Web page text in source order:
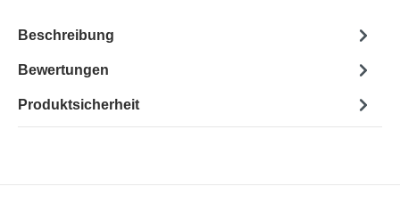
Beschreibung
Bewertungen
Produktsicherheit